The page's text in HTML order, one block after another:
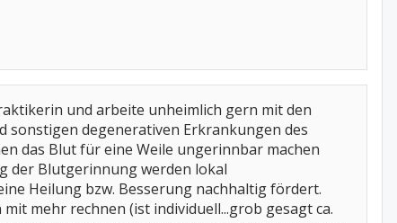
und arbeite unheimlich gern mit den
sonstigen degenerativen Erkrankungen des
das Blut für eine Weile ungerinnbar machen
der Blutgerinnung werden lokal
Heilung bzw. Besserung nachhaltig fördert.
mehr rechnen (ist individuell...grob gesagt ca.